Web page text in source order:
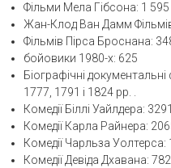
Фільми Мела Гібсона: 1 595
Жан-Клод Ван Дамм
Фільмів Пірса Броснана:
бойовики 1980-х: 625
Біографічні
1777, 1791 і 1824 рр. .
Комедії Біллі Уайлдера: 3291
Комедії Карла Райнера:
Комедії Чарльза Уолтерса:
Комедії Девіда Дхавана: 782